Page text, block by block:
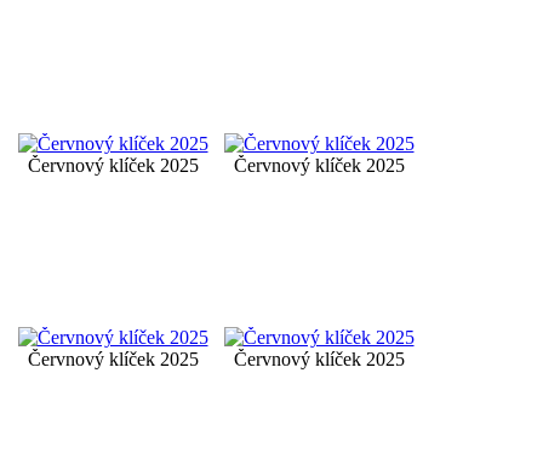
Červnový klíček 2025 Červnový klíček 2025
Červnový klíček 2025 Červnový klíček 2025